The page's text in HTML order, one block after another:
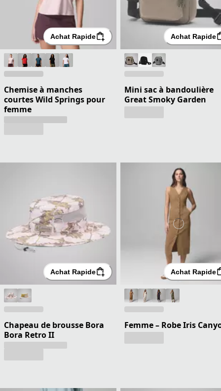
Achat Rapide
Chemise à manches
courtes Wild Springs pour
femme
Achat Rapide
Mini sac à bandoulière
Great Smoky Garden
Achat Rapide
Chapeau de brousse Bora
Bora Retro II
Achat Rapide
Femme – Robe Iris